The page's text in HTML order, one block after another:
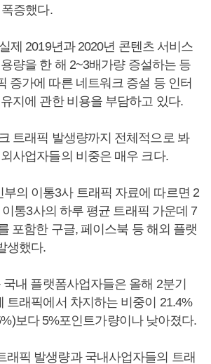
증했다.
제 2019년과 2020년 콘텐츠 서비스
량을 한 해 2~3배가량 증설하는 등
증가에 따른 네트워크 증설 등 인터
지에 관한 비용을 부담하고 있다.
트래픽 발생량까지 전체적으로 봐
사업자들의 비중은 매우 크다.
의 이통3사 트래픽 자료에 따르면 2
통3사의 하루 평균 트래픽 가운데 7
포함한 구글, 페이스북 등 해외 플랫
생했다.
내 플랫폼사업자들은 올해 2분기
트래픽에서 차지하는 비중이 21.4%
보다 5%포인트가량이나 낮아졌다.
래픽 발생량과 국내사업자들의 트래